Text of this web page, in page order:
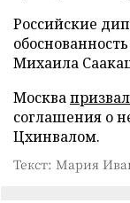
Российские
Михаила
Москва
соглашения о
Цхинвалом.
Текст: Мария